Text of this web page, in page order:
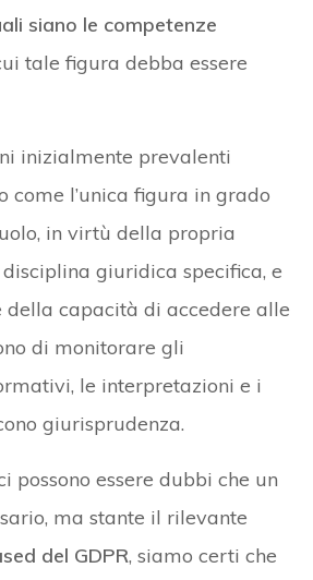
siano le competenze
tale figura debba essere
inizialmente prevalenti
come l’unica figura in grado
in virtù della propria
giuridica specifica, e
della capacità di accedere alle
di monitorare gli
le interpretazioni e i
giurisprudenza.
possono essere dubbi che un
ma stante il rilevante
del GDPR, siamo certi che